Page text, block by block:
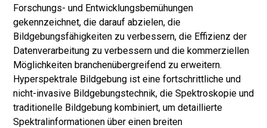
Forschungs- und Entwicklungsbemühungen
gekennzeichnet, die darauf abzielen, die
Bildgebungsfähigkeiten zu verbessern, die Effizienz der
Datenverarbeitung zu verbessern und die kommerziellen
Möglichkeiten branchenübergreifend zu erweitern.
Hyperspektrale Bildgebung ist eine fortschrittliche und
nicht-invasive Bildgebungstechnik, die Spektroskopie und
traditionelle Bildgebung kombiniert, um detaillierte
Spektralinformationen über einen breiten